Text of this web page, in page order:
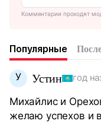
Комментарии проходят
Популярные
У Устин год
Михайлис и
желаю успехов и